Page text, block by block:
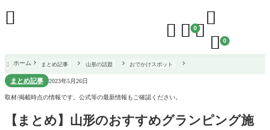
  0

 0

 ホーム まとめ記事 山形の話題 おでかけスポット
まとめ記事 2023年5月26日
取材/掲載時点の情報です。公式等の最新情報もご確認ください。
【まとめ】山形のおすすめグランピング施